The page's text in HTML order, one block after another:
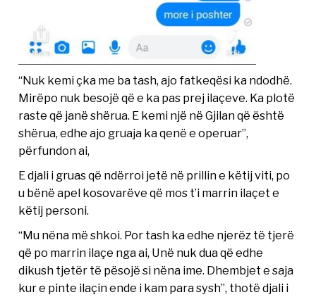
“Nuk kemi çka me ba tash, ajo fatkeqësi ka ndodhë.
Mirëpo nuk besojë që e ka pas prej ilaçeve. Ka plotë
raste që janë shërua. E kemi një në Gjilan që është
shërua, edhe ajo gruaja ka qenë e operuar”,
përfundon ai,
E djali i gruas që ndërroi jetë në prillin e këtij viti, po
u bënë apel kosovarëve që mos t’i marrin ilaçet e
këtij personi.
“Mu nëna më shkoi. Por tash ka edhe njerëz të tjerë
që po marrin ilaçe nga ai, Unë nuk dua që edhe
dikush tjetër të pësojë si nëna ime. Dhembjet e saja
kur e pinte ilaçin ende i kam para sysh”, thotë djali i